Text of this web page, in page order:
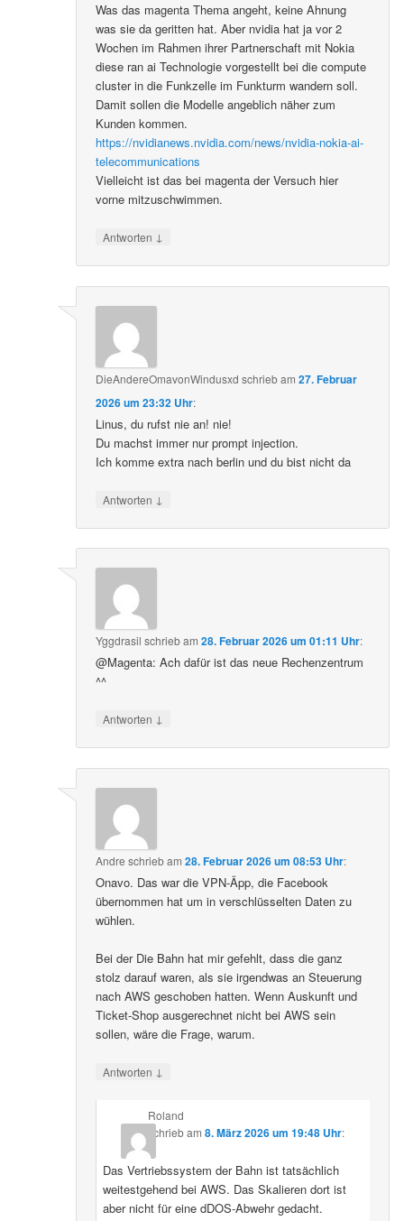
Was das magenta Thema angeht, keine Ahnung
was sie da geritten hat. Aber nvidia hat ja vor 2
Wochen im Rahmen ihrer Partnerschaft mit Nokia
diese ran ai Technologie vorgestellt bei die compute
cluster in die Funkzelle im Funkturm wandern soll.
Damit sollen die Modelle angeblich näher zum
Kunden kommen.
https://nvidianews.nvidia.com/news/nvidia-nokia-ai-
telecommunications
Vielleicht ist das bei magenta der Versuch hier
vorne mitzuschwimmen.
Antworten ↓
DieAndereOmavonWindusxd schriebam27. Februar
2026 um 23:32 Uhr:
Linus, du rufst nie an! nie!
Du machst immer nur prompt injection.
Ich komme extra nach berlin und du bist nicht da
Antworten ↓
Yggdrasil schriebam28. Februar 2026 um 01:11 Uhr:
@Magenta: Ach dafür ist das neue Rechenzentrum
^^
Antworten ↓
Andre schriebam28. Februar 2026 um 08:53 Uhr:
Onavo. Das war die VPN-Äpp, die Facebook
übernommen hat um in verschlüsselten Daten zu
wühlen.
Bei der Die Bahn hat mir gefehlt, dass die ganz
stolz darauf waren, als sie irgendwas an Steuerung
nach AWS geschoben hatten. Wenn Auskunft und
Ticket-Shop ausgerechnet nicht bei AWS sein
sollen, wäre die Frage, warum.
Antworten ↓
Roland
schriebam 8. März 2026 um 19:48 Uhr:
Das Vertriebssystem der Bahn ist tatsächlich
weitestgehend bei AWS. Das Skalieren dort ist
aber nicht für eine dDOS-Abwehr gedacht.